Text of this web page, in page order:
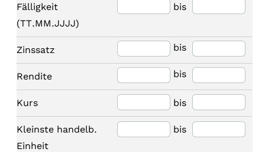
Fälligkeit
(TT.MM.JJJJ)
bis
Zinssatz bis
Rendite bis
Kurs bis
Kleinste handelb.
Einheit
bis